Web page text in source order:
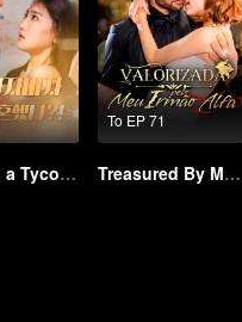
I Married a Tycoon Right After Breaking Off the Engagement?!(Korean Ver.)
To EP 71
Treasured By My Alpha Brother